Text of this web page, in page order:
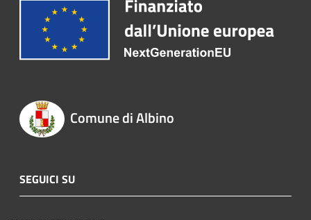
Comune di Albino
SEGUICI SU